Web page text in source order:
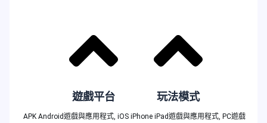
遊戲平台 玩法模式
APK Android遊戲與應用程式, iOS iPhone iPad遊戲與應用程式, PC遊戲